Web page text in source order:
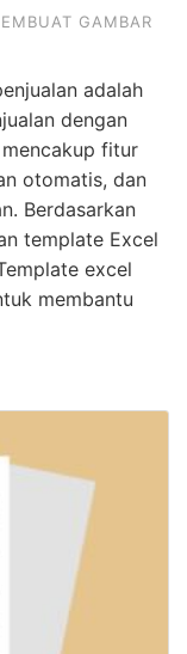
GAMBAR
adalah
dengan
fitur
otomatis, dan
Berdasarkan
template Excel
excel
membantu